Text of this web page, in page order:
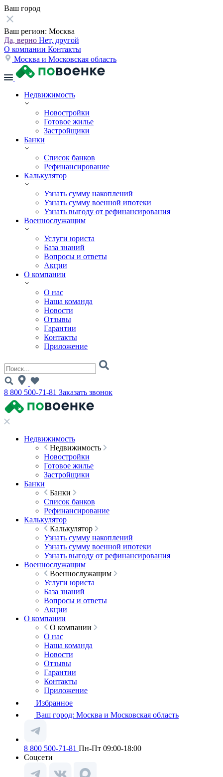
Ваш город
Ваш регион: Москва
Да, верно Нет, другой
О компании Контакты
Москва и Московская область
Недвижимость
Новостройки
Готовое жилье
Застройщики
Банки
Список банков
Рефинансирование
Калькулятор
Узнать сумму накоплений
Узнать сумму военной ипотеки
Узнать выгоду от рефинансирования
Военнослужащим
Услуги юриста
База знаний
Вопросы и ответы
Акции
О компании
О нас
Наша команда
Новости
Отзывы
Гарантии
Контакты
Приложение
8 800 500-71-81 Заказать звонок
Недвижимость
Недвижимость
Новостройки
Готовое жилье
Застройщики
Банки
Банки
Список банков
Рефинансирование
Калькулятор
Калькулятор
Узнать сумму накоплений
Узнать сумму военной ипотеки
Узнать выгоду от рефинансирования
Военнослужащим
Военнослужащим
Услуги юриста
База знаний
Вопросы и ответы
Акции
О компании
О компании
О нас
Наша команда
Новости
Отзывы
Гарантии
Контакты
Приложение
Избранное
Ваш город: Москва и Московская область
8 800 500-71-81 Пн-Пт 09:00-18:00
Соцсети